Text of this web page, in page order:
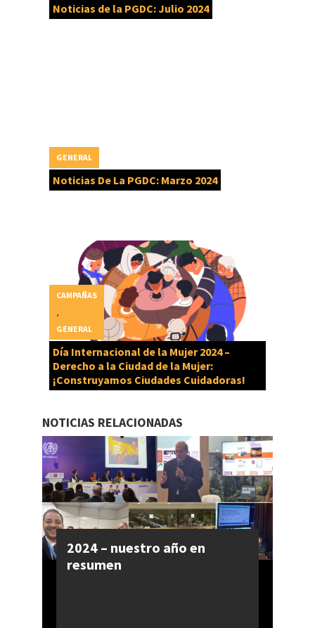
Noticias de la PGDC: Julio 2024
Noticias De La PGDC: Marzo 2024
GENERAL
Día Internacional de la Mujer 2024 –
Derecho a la Ciudad de la Mujer:
¡Construyamos Ciudades Cuidadoras!
CAMPAÑAS
GENERAL
NOTICIAS RELACIONADAS
2024 – nuestro año en
resumen